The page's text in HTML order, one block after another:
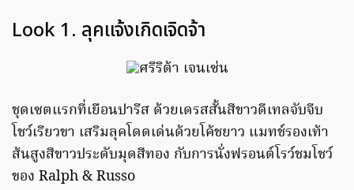
Look 1. ลุคแจ้งเกิดเจิดจ้า
ชุดเซตแรกที่เยือนปารีส ด้วยเดรสสั้นสีขาวดีเทลจับจีบ
โชว์เรียวขา เสริมลุคโดดเด่นด้วยโค้ชยาว แมทช์รองเท้า
ส้นสูงสีขาวประดับมุดสีทอง กับการนั่งฟรอนต์โรว์ชมโชว์
ของ Ralph & Russo